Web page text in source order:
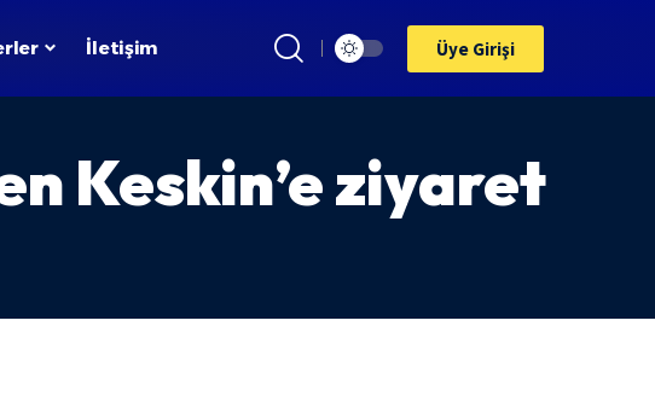
İletişim Üye Girişi
Keskin’e ziyaret